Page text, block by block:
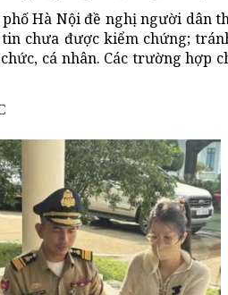
phố Hà Nội đề nghị người
chưa được kiểm chứng;
cá nhân. Các trường